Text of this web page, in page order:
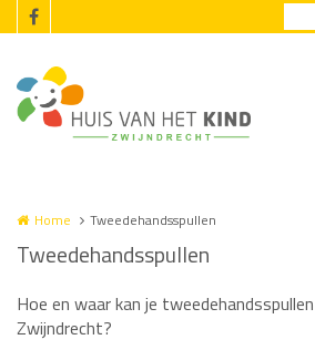
Overslaan en naar de inhoud gaan
Home Tweedehandsspullen
Tweedehandsspullen
Hoe en waar kan je
Zwijndrecht?